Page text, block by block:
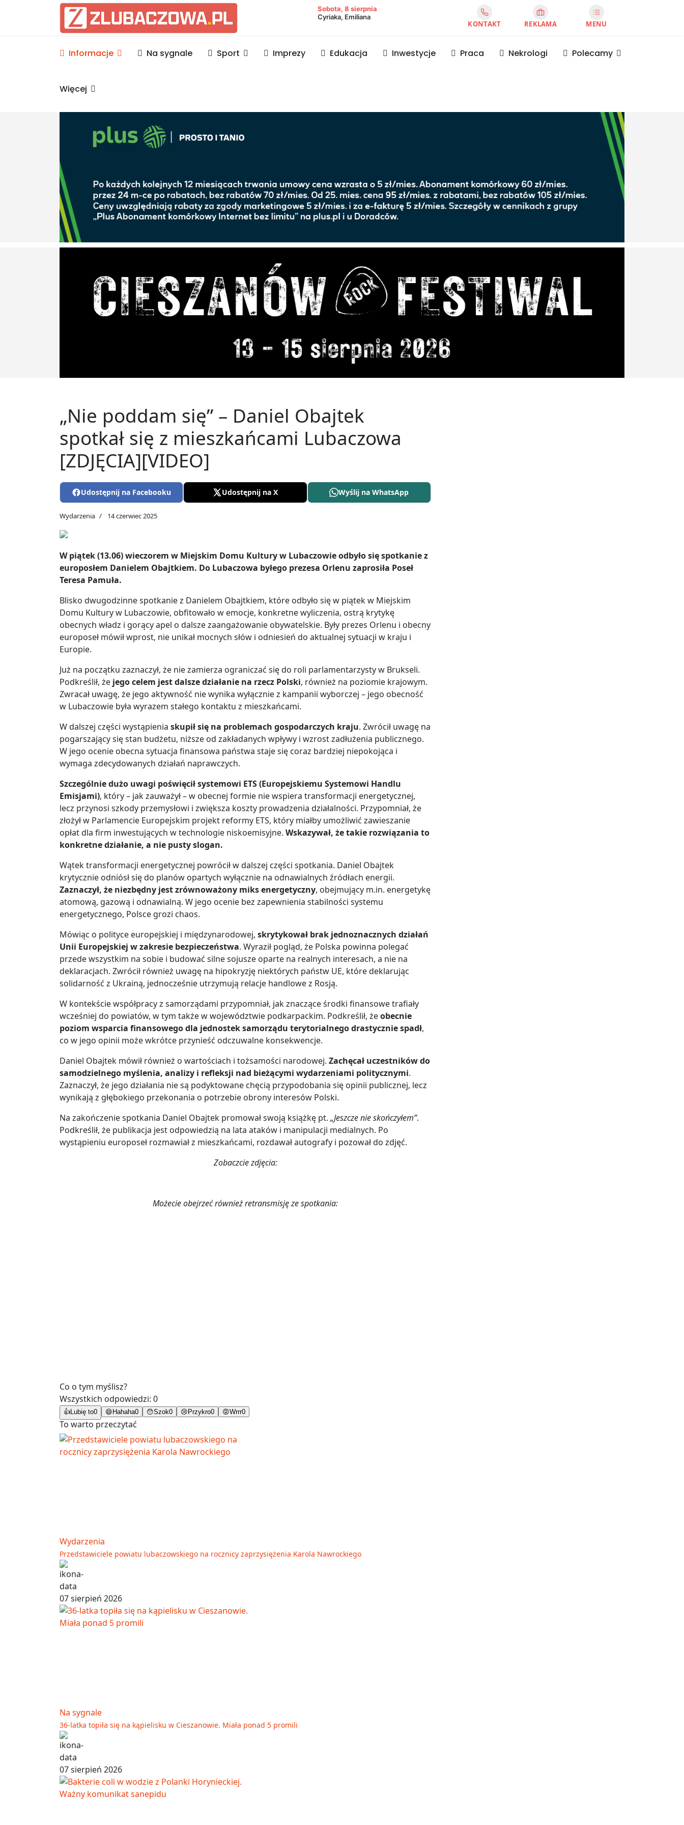
Informacje Lubaczów, powiat lubaczowski
Sobota, 8 sierpnia
Cyriaka, Emiliana
KONTAKT REKLAMA MENU
Informacje Na sygnale Sport Imprezy Edukacja Inwestycje Praca Nekrologi Polecamy
Więcej
„Nie poddam się” – Daniel Obajtek
spotkał się z mieszkańcami Lubaczowa
[ZDJĘCIA][VIDEO]
Udostępnij na Facebooku Udostępnij na X Wyślij na WhatsApp
Wydarzenia 14 czerwiec 2025
W piątek (13.06) wieczorem w Miejskim Domu Kultury w Lubaczowie odbyło się spotkanie z
europosłem Danielem Obajtkiem. Do Lubaczowa byłego prezesa Orlenu zaprosiła Poseł
Teresa Pamuła.
Blisko dwugodzinne spotkanie z Danielem Obajtkiem, które odbyło się w piątek w Miejskim
Domu Kultury w Lubaczowie, obfitowało w emocje, konkretne wyliczenia, ostrą krytykę
obecnych władz i gorący apel o dalsze zaangażowanie obywatelskie. Były prezes Orlenu i obecny
europoseł mówił wprost, nie unikał mocnych słów i odniesień do aktualnej sytuacji w kraju i
Europie.
Już na początku zaznaczył, że nie zamierza ograniczać się do roli parlamentarzysty w Brukseli.
Podkreślił, że jego celem jest dalsze działanie na rzecz Polski, również na poziomie krajowym.
Zwracał uwagę, że jego aktywność nie wynika wyłącznie z kampanii wyborczej – jego obecność
w Lubaczowie była wyrazem stałego kontaktu z mieszkańcami.
W dalszej części wystąpienia skupił się na problemach gospodarczych kraju. Zwrócił uwagę na
pogarszający się stan budżetu, niższe od zakładanych wpływy i wzrost zadłużenia publicznego.
W jego ocenie obecna sytuacja finansowa państwa staje się coraz bardziej niepokojąca i
wymaga zdecydowanych działań naprawczych.
Szczególnie dużo uwagi poświęcił systemowi ETS (Europejskiemu Systemowi Handlu
Emisjami), który – jak zauważył – w obecnej formie nie wspiera transformacji energetycznej,
lecz przynosi szkody przemysłowi i zwiększa koszty prowadzenia działalności. Przypomniał, że
złożył w Parlamencie Europejskim projekt reformy ETS, który miałby umożliwić zawieszanie
opłat dla firm inwestujących w technologie niskoemisyjne. Wskazywał, że takie rozwiązania to
konkretne działanie, a nie pusty slogan.
Wątek transformacji energetycznej powrócił w dalszej części spotkania. Daniel Obajtek
krytycznie odniósł się do planów opartych wyłącznie na odnawialnych źródłach energii.
Zaznaczył, że niezbędny jest zrównoważony miks energetyczny, obejmujący m.in. energetykę
atomową, gazową i odnawialną. W jego ocenie bez zapewnienia stabilności systemu
energetycznego, Polsce grozi chaos.
Mówiąc o polityce europejskiej i międzynarodowej, skrytykował brak jednoznacznych działań
Unii Europejskiej w zakresie bezpieczeństwa. Wyraził pogląd, że Polska powinna polegać
przede wszystkim na sobie i budować silne sojusze oparte na realnych interesach, a nie na
deklaracjach. Zwrócił również uwagę na hipokryzję niektórych państw UE, które deklarując
solidarność z Ukrainą, jednocześnie utrzymują relacje handlowe z Rosją.
W kontekście współpracy z samorządami przypomniał, jak znaczące środki finansowe trafiały
wcześniej do powiatów, w tym także w województwie podkarpackim. Podkreślił, żeobecnie
poziom wsparcia finansowego dla jednostek samorządu terytorialnego drastycznie spadł,
co w jego opinii może wkrótce przynieść odczuwalne konsekwencje.
Daniel Obajtek mówił również o wartościach i tożsamości narodowej. Zachęcał uczestników do
samodzielnego myślenia, analizy i refleksji nad bieżącymi wydarzeniami politycznymi.
Zaznaczył, że jego działania nie są podyktowane chęcią przypodobania się opinii publicznej, lecz
wynikają z głębokiego przekonania o potrzebie obrony interesów Polski.
Na zakończenie spotkania Daniel Obajtek promował swoją książkę pt. „Jeszcze nie skończyłem”.
Podkreślił, że publikacja jest odpowiedzią na lata ataków i manipulacji medialnych. Po
wystąpieniu europoseł rozmawiał z mieszkańcami, rozdawał autografy i pozował do zdjęć.
Zobaczcie zdjęcia:
Możecie obejrzeć również retransmisję ze spotkania:
Co o tym myślisz?
Wszystkich odpowiedzi: 0
👍Lubię to0 😄 Hahaha0 😯Szok0 😢 Przykro0 😡Wrrr0
To warto przeczytać
Wydarzenia
Przedstawiciele powiatu lubaczowskiego na rocznicy zaprzysiężenia Karola Nawrockiego
07 sierpień 2026
Na sygnale
36-latka topiła się na kąpielisku w Cieszanowie. Miała ponad 5 promili
07 sierpień 2026